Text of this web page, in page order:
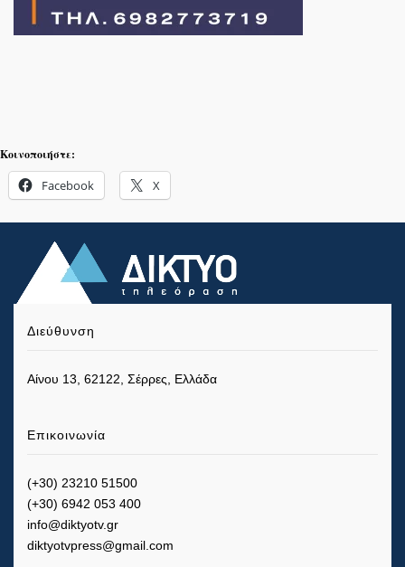
Κοινοποιήστε:
Facebook X
Διεύθυνση
Αίνου 13, 62122, Σέρρες, Ελλάδα
Επικοινωνία
(+30) 23210 51500
(+30) 6942 053 400
info@diktyotv.gr
diktyotvpress@gmail.com